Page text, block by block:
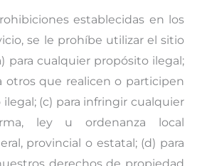
establecidas en los
se le prohíbe utilizar el sitio
para cualquier propósito ilegal;
otros que realicen o participen
(c) para infringir cualquier
ley u ordenanza local
provincial o estatal; (d) para